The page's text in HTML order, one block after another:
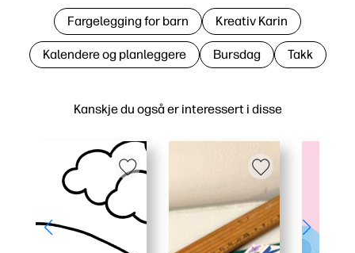
Kanskje du også er interessert i disse
Fargelegging for barn Kreativ Karin
Kalendere og planleggere Bursdag Takk